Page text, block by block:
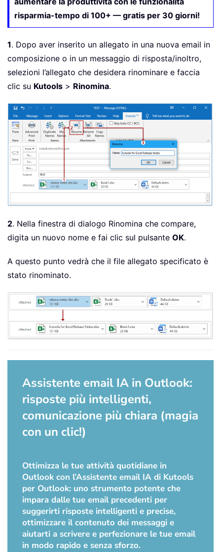
risparmia-tempo di 100+ — gratis per 30 giorni!
1. Dopo aver inserito un allegato in una nuova email in
composizione o in un messaggio di risposta/inoltro,
selezioni l’allegato che desidera rinominare e faccia
clic su Kutools > Rinomina.
2. Nella finestra di dialogo Rinomina che compare,
digita un nuovo nome e fai clic sul pulsante OK.
A questo punto vedrà che il file allegato specificato è
stato rinominato.
Assistente email IA in Outlook:
risposte più intelligenti,
comunicazione più chiara (magia
con un clic!)
Ottimizza le tue attività quotidiane in
Outlook con l’Assistente email IA di Kutools
per Outlook: uno strumento potente che
impara dalle tue email precedenti per
suggerirti risposte intelligenti e precise,
ottimizzare il contenuto dei messaggi e
aiutarti a scrivere e perfezionare le tue email
in modo rapido e senza sforzo.